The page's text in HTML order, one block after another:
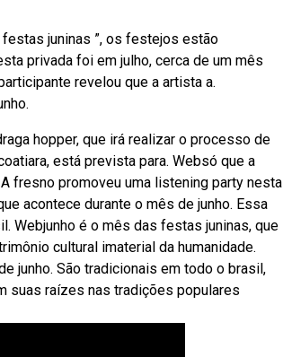
juninas ”, os festejos estão
privada foi em julho, cerca de um mês
revelou que a artista a.
hopper, que irá realizar o processo de
está prevista para. Websó que a
fresno promoveu uma listening party nesta
acontece durante o mês de junho. Essa
Webjunho é o mês das festas juninas, que
cultural imaterial da humanidade.
junho. São tradicionais em todo o brasil,
suas raízes nas tradições populares